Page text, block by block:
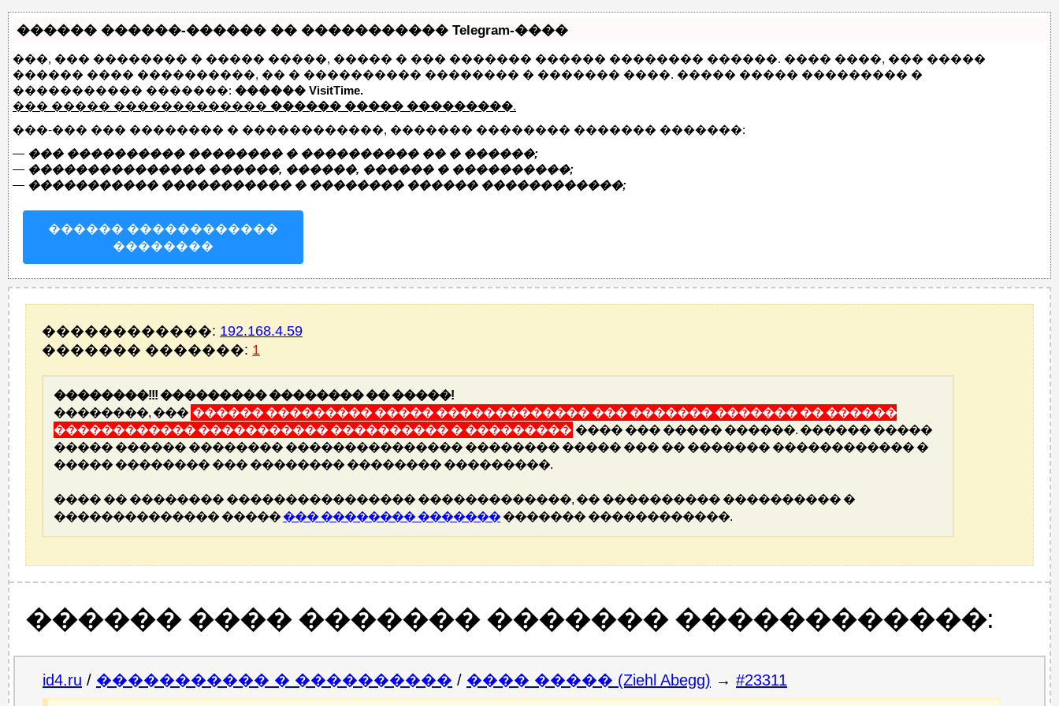
������ ������-������ �� ����������� Telegram-����
���, ��� �������� � ����� �����, ����� � ��� ������� ������ �������� ������. ���� ����, ��� �����
������ ���� ����������, �� � ���������� �������� � ������� ����. ����� ����� ��������� �
����������� �������: ������ VisitTime.
��� ����� ������������� ������ ����� ���������.
���-��� ��� �������� � ������������, ������� �������� ������� �������:
— ��� ���������� �������� � ���������� �� � ������;
— ��������������� ������, ������, ������ � ����������;
— ����������� ����������� � �������� ������ ������������;
������ ������������
��������
������������: 192.168.4.59
������� �������: 1
��������!!! ��������� �������� �� �����!
��������, ��� ������ ��������� ����� ������������� ��� ������� ������� �� ������
������������ ����������� ���������� � ��������� ���� ��� ����� ������. ������ �����
����� ������ �������� ��������������� �������� ����� ��� �� ������� ������������ �
����� �������� ��� �������� �������� ���������.
���� �� �������� ���������������� �������������, �� ���������� ���������� �
�������������� ����� ��� �������� ������� ������� ������������.
������ ���� ������� ������� ������������:
id4.ru / ����������� � ���������� / ���� ����� (Ziehl Abegg) → #23311